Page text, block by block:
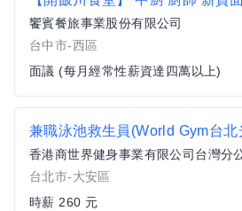
饗賓餐旅事業股份有限公司
台中市-西區
面議 (每月經常性薪資達四萬以上)
兼職泳池救生員(World Gym台北
香港商世界健身事業有限公司台灣分
台北市-大安區
時薪 260 元